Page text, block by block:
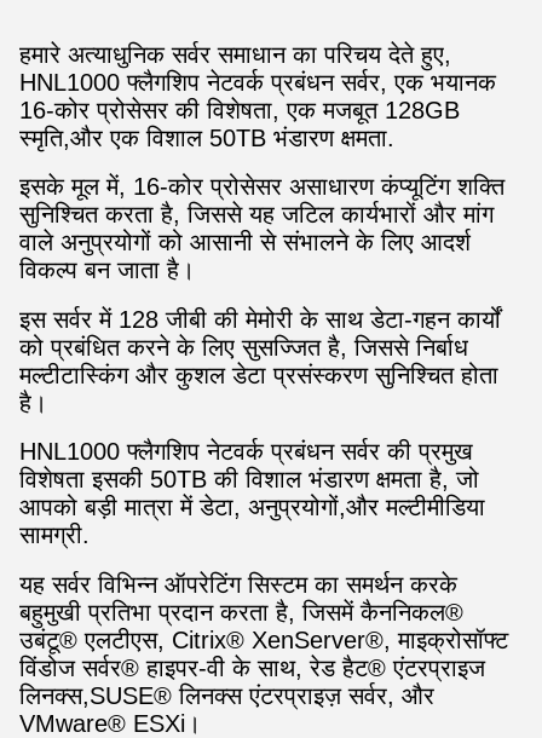
हमारे अत्याधुनिक सर्वर समाधान का परिचय देते हुए,
HNL1000 फ्लैगशिप नेटवर्क प्रबंधन सर्वर, एक भयानक
16-कोर प्रोसेसर की विशेषता, एक मजबूत 128GB
स्मृति,और एक विशाल 50TB भंडारण क्षमता.
इसके मूल में, 16-कोर प्रोसेसर असाधारण कंप्यूटिंग शक्ति
सुनिश्चित करता है, जिससे यह जटिल कार्यभारों और मांग
वाले अनुप्रयोगों को आसानी से संभालने के लिए आदर्श
विकल्प बन जाता है।
इस सर्वर में 128 जीबी की मेमोरी के साथ डेटा-गहन कार्यों
को प्रबंधित करने के लिए सुसज्जित है, जिससे निर्बाध
मल्टीटास्किंग और कुशल डेटा प्रसंस्करण सुनिश्चित होता
है।
HNL1000 फ्लैगशिप नेटवर्क प्रबंधन सर्वर की प्रमुख
विशेषता इसकी 50TB की विशाल भंडारण क्षमता है, जो
आपको बड़ी मात्रा में डेटा, अनुप्रयोगों,और मल्टीमीडिया
सामग्री.
यह सर्वर विभिन्न ऑपरेटिंग सिस्टम का समर्थन करके
बहुमुखी प्रतिभा प्रदान करता है, जिसमें कैननिकल®
उबंटू® एलटीएस, Citrix® XenServer®, माइक्रोसॉफ्ट
विंडोज सर्वर® हाइपर-वी के साथ, रेड हैट® एंटरप्राइज
लिनक्स,SUSE® लिनक्स एंटरप्राइज़ सर्वर, और
VMware® ESXi।